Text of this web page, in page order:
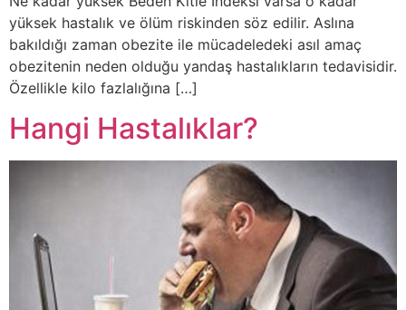
yüksek hastalık ve ölüm riskinden söz edilir. Aslına
bakıldığı zaman obezite ile mücadeledeki asıl amaç
obezitenin neden olduğu yandaş hastalıkların tedavisidir.
Özellikle kilo fazlalığına […]
Hangi Hastalıklar?